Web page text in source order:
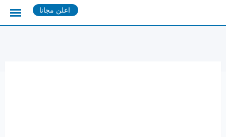
اعلن مجانا